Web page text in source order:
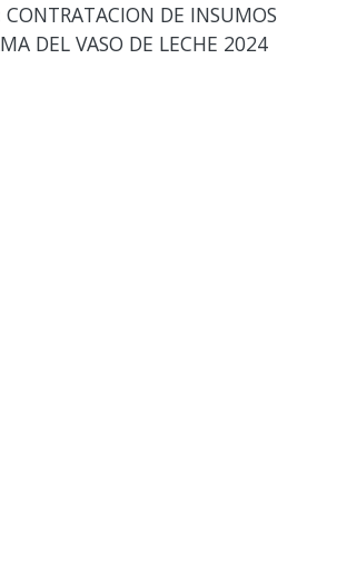
CONTRATACION DE INSUMOS
DEL VASO DE LECHE 2024